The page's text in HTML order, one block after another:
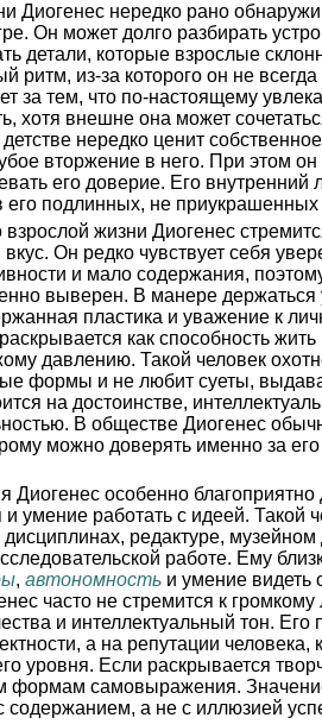
Диогенес нередко рано
Он может долго разбирать
детали, которые взрослые
ритм, из-за которого он не
за тем, что по-настоящему
хотя внешне она может
нередко ценит
вторжение в него. При этом
его доверие. Его
его подлинных, не
взрослой жизни Диогенес
Он редко чувствует себя
и мало содержания,
выверен. В манере держаться
пластика и уважение к
как способность
давлению. Такой человек
формы и не любит суеты,
на достоинстве,
В обществе Диогенес
можно доверять именно за
Диогенес особенно благоприятно
умение работать с идеей. Такой
редактуре,
работе. Ему
, автономность и умение видеть
часто не стремится к громкому
и интеллектуальный тон.
а на репутации человека,
уровня. Если раскрывается
формам самовыражения.
содержанием, а не с иллюзией